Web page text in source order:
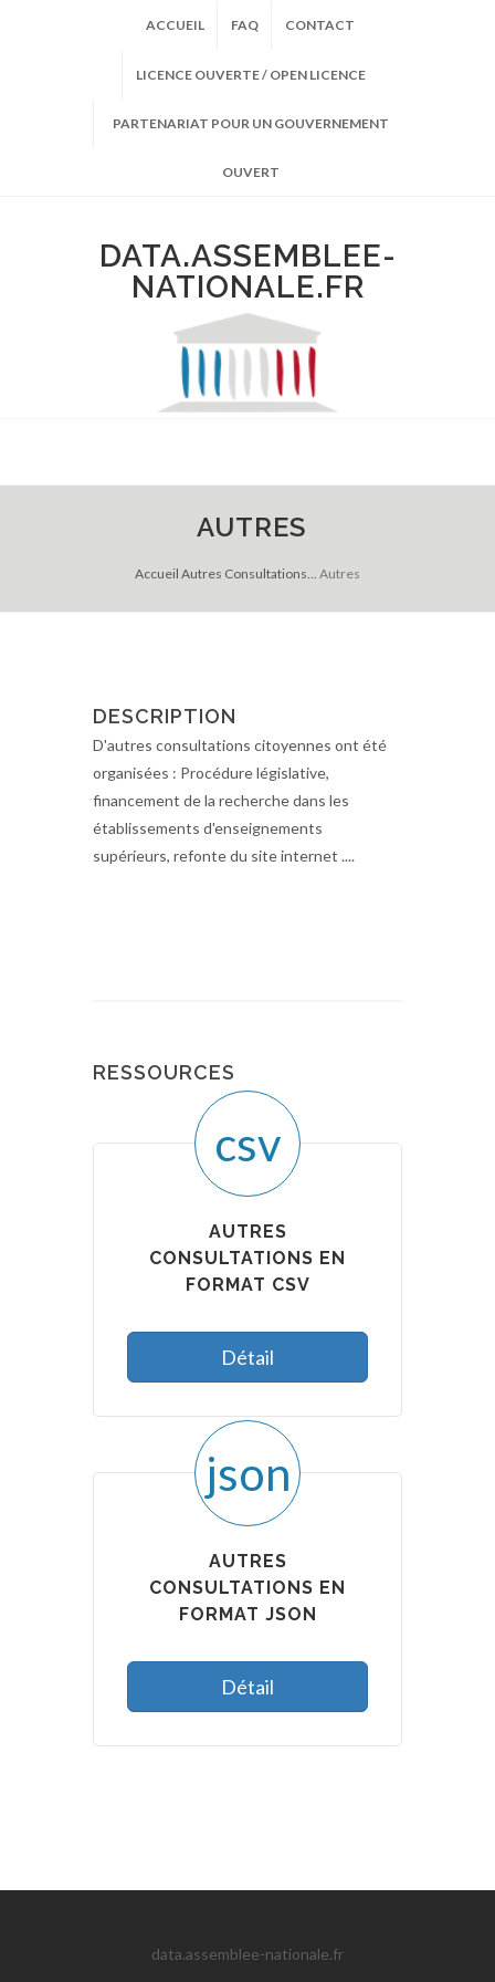
ACCUEIL FAQ CONTACT
LICENCE OUVERTE / OPEN LICENCE
PARTENARIAT POUR UN GOUVERNEMENT
OUVERT
DATA.ASSEMBLEE-
NATIONALE.FR
AUTRES
Accueil Autres Consultations... Autres
DESCRIPTION
D'autres consultations citoyennes ont été
organisées : Procédure législative,
financement de la recherche dans les
établissements d'enseignements
supérieurs, refonte du site internet ....
RESSOURCES
csv
AUTRES
CONSULTATIONS EN
FORMAT CSV
Détail
json
AUTRES
CONSULTATIONS EN
FORMAT JSON
Détail
data.assemblee-nationale.fr